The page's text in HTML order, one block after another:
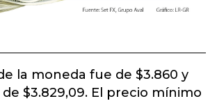
la moneda fue de $3.860 y
$3.829,09. El precio mínimo